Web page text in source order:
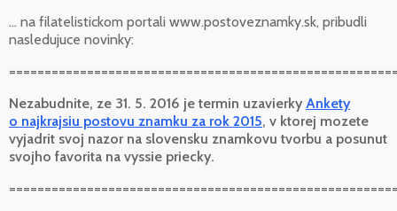
... na filatelistickom portali www.postoveznamky.sk, pribudli
nasledujuce novinky:
Nezabudnite, ze 31. 5. 2016 je termin uzavierky Ankety
o najkrajsiu postovu znamku za rok 2015, v ktorej mozete
vyjadrit svoj nazor na slovensku znamkovu tvorbu a posunut
svojho favorita na vyssie priecky.